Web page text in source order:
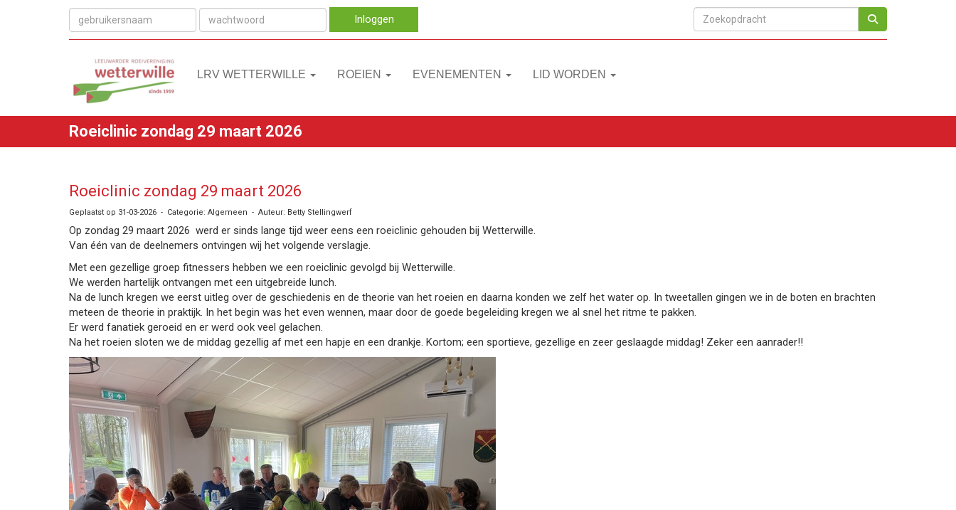
Inloggen
LRV WETTERWILLE ROEIEN EVENEMENTEN LID WORDEN
Roeiclinic zondag 29 maart 2026
Roeiclinic zondag 29 maart 2026
Geplaatst op 31-03-2026 - Categorie: Algemeen - Auteur: Betty Stellingwerf
Op zondag 29 maart 2026 werd er sinds lange tijd weer eens een roeiclinic gehouden bij Wetterwille.
Van één van de deelnemers ontvingen wij het volgende verslagje.
Met een gezellige groep fitnessers hebben we een roeiclinic gevolgd bij Wetterwille.
We werden hartelijk ontvangen met een uitgebreide lunch.
Na de lunch kregen we eerst uitleg over de geschiedenis en de theorie van het roeien en daarna konden we zelf het water op. In tweetallen gingen we in de boten en brachten
meteen de theorie in praktijk. In het begin was het even wennen, maar door de goede begeleiding kregen we al snel het ritme te pakken.
Er werd fanatiek geroeid en er werd ook veel gelachen.
Na het roeien sloten we de middag gezellig af met een hapje en een drankje. Kortom; een sportieve, gezellige en zeer geslaagde middag! Zeker een aanrader!!